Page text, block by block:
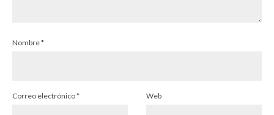
Nombre*
Correo electrónico* Web